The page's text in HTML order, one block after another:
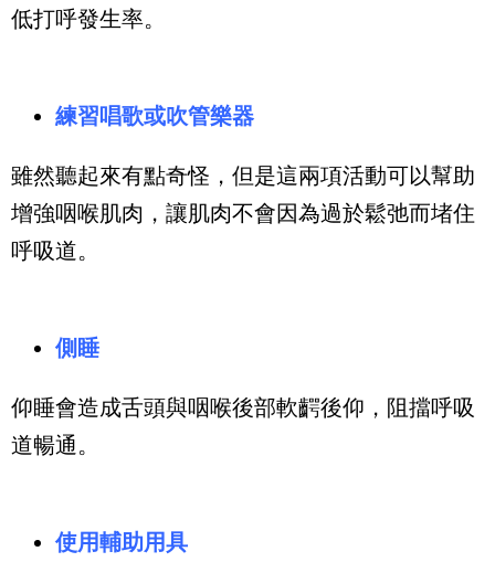
低打呼發生率。
練習唱歌或吹管樂器
雖然聽起來有點奇怪，但是這兩項活動可以幫助
增強咽喉肌肉，讓肌肉不會因為過於鬆弛而堵住
呼吸道。
側睡
仰睡會造成舌頭與咽喉後部軟齶後仰，阻擋呼吸
道暢通。
使用輔助用具